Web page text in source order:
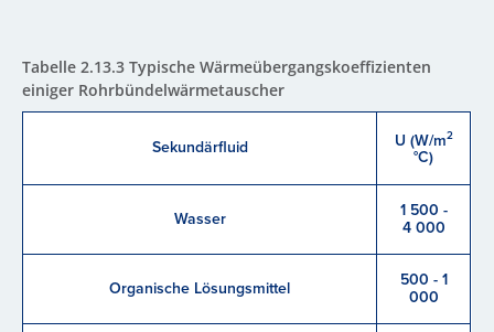
Tabelle 2.13.3 Typische Wärmeübergangskoeffizienten
einiger Rohrbündelwärmetauscher
Sekundärfluid U (W/m2
°C)
Wasser 1 500 -
4 000
Organische Lösungsmittel 500 - 1
000